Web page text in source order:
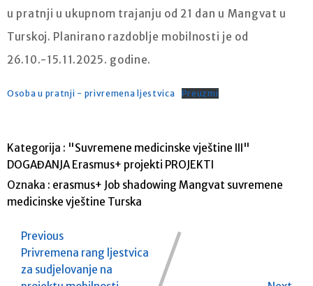
u pratnji u ukupnom trajanju od 21 dan u Mangvat u
Turskoj. Planirano razdoblje mobilnosti je od
26.10.-15.11.2025. godine.
Osoba u pratnji - privremena ljestvica Preuzmi
Kategorija : "Suvremene medicinske vještine III"
DOGAĐANJA Erasmus+ projekti PROJEKTI
Oznaka : erasmus+ Job shadowing Mangvat suvremene
medicinske vještine Turska
Previous
Privremena rang ljestvica
za sudjelovanje na